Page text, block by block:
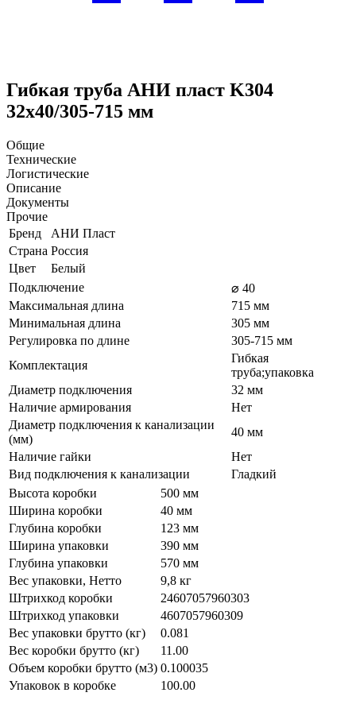
Гибкая труба АНИ пласт K304
32х40/305-715 мм
Общие
Технические
Логистические
Описание
Документы
Прочие
Бренд
АНИ Пласт
Страна Россия
Цвет
Белый
Подключение
⌀ 40
Максимальная длина
715 мм
Минимальная длина
305 мм
Регулировка по длине
305-715 мм
Комплектация
Гибкая
труба;упаковка
Диаметр подключения
32 мм
Наличие армирования
Нет
Диаметр подключения к канализации
(мм)
40 мм
Наличие гайки
Нет
Вид подключения к канализации
Гладкий
Высота коробки
500 мм
Ширина коробки
40 мм
Глубина коробки
123 мм
Ширина упаковки
390 мм
Глубина упаковки
570 мм
Вес упаковки, Нетто
9,8 кг
Штрихкод коробки
24607057960303
Штрихкод упаковки
4607057960309
Вес упаковки брутто (кг)
0.081
Вес коробки брутто (кг)
11.00
Объем коробки брутто (м3) 0.100035
Упаковок в коробке
100.00